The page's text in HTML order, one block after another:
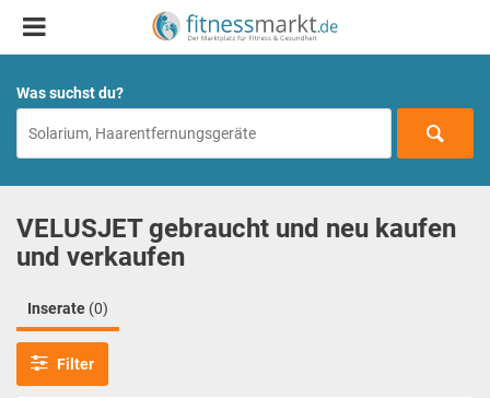
Was suchst du?
VELUSJET gebraucht und neu kaufen
und verkaufen
Inserate (0)
Filter